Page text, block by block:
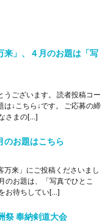
来」、４月のお題は「写
うございます。 読者投稿コー
↓こちら↓です。 ご応募の締
さまの[…]
のお題はこちら
万来」にご投稿くださいまし
のお題は、「写真でひとこ
お待ちしてい[…]
祭 奉納剣道大会